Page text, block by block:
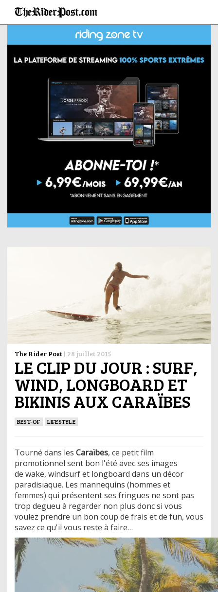
The Rider Post | 28 juillet 2015
LE CLIP DU JOUR : SURF,
WIND, LONGBOARD ET
BIKINIS AUX CARAÏBES
BEST-OF LIFESTYLE
Tourné dans les Caraïbes, ce petit film
promotionnel sent bon l'été avec ses images
de wake, windsurf et longboard dans un décor
paradisiaque. Les mannequins (hommes et
femmes) qui présentent ses fringues ne sont pas
trop degueu à regarder non plus donc si vous
voulez prendre un bon coup de frais et de fun, vous
savez ce qu'il vous reste à faire…